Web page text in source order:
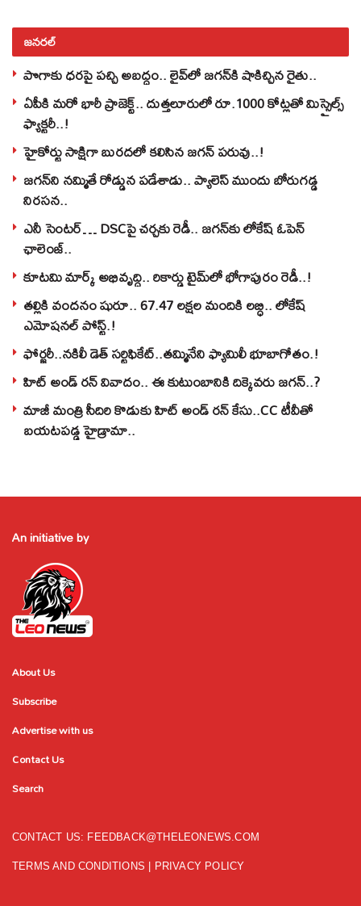
జనరల్
పొగాకు ధరపై పచ్చి అబద్దం.. లైవ్‌లో జగన్‌కి షాకిచ్చిన రైతు..
ఏపీకి మరో భారీ ప్రాజెక్ట్.. దుత్తలూరులో రూ.1000 కోట్లతో మిస్సైల్స్
ఫ్యాక్టరీ..!
హైకోర్టు సాక్షిగా బురదలో కలిసిన జగన్ పరువు..!
జగన్‌ని నమ్మితే రోడ్డున పడేశాడు.. ప్యాలెస్‌ ముందు బోరుగడ్డ
నిరసన..
ఎనీ సెంటర్‌… DSCపై చర్చకు రెడీ.. జగన్‌కు లోకేష్‌ ఓపెన్
ఛాలెంజ్..
కూటమి మార్క్ అభివృద్ధి.. రికార్డు టైమ్‌లో భోగాపురం రెడీ..!
తల్లికి వందనం షురూ.. 67.47 లక్షల మందికి లబ్ధి.. లోకేష్‌
ఎమోషనల్ పోస్ట్‌.!
ఫోర్జరీ..నకిలీ డెత్ సర్టిఫికేట్..తమ్మినేని ఫ్యామిలీ భూబాగోతం.!
హిట్ అండ్ రన్ వివాదం.. ఈ కుటుంబానికి దిక్కెవరు జగన్..?
మాజీ మంత్రి సీదిరి కొడుకు హిట్ అండ్ రన్ కేసు..CC టీవీతో
బయటపడ్డ హైడ్రామా..
An initiative by
About Us
Subscribe
Advertise with us
Contact Us
Search
CONTACT US: FEEDBACK@THELEONEWS.COM
TERMS AND CONDITIONS PRIVACY POLICY